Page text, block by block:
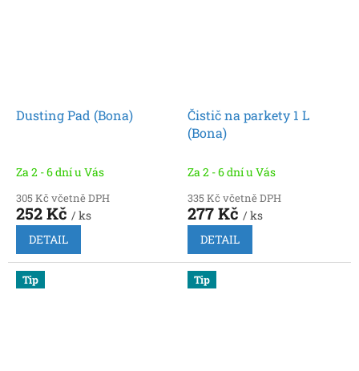
Dusting Pad (Bona)
Za 2 - 6 dní u Vás
305 Kč včetně DPH
252 Kč / ks
DETAIL
Čistič na parkety 1 L
(Bona)
Za 2 - 6 dní u Vás
335 Kč včetně DPH
277 Kč / ks
DETAIL
Tip Tip